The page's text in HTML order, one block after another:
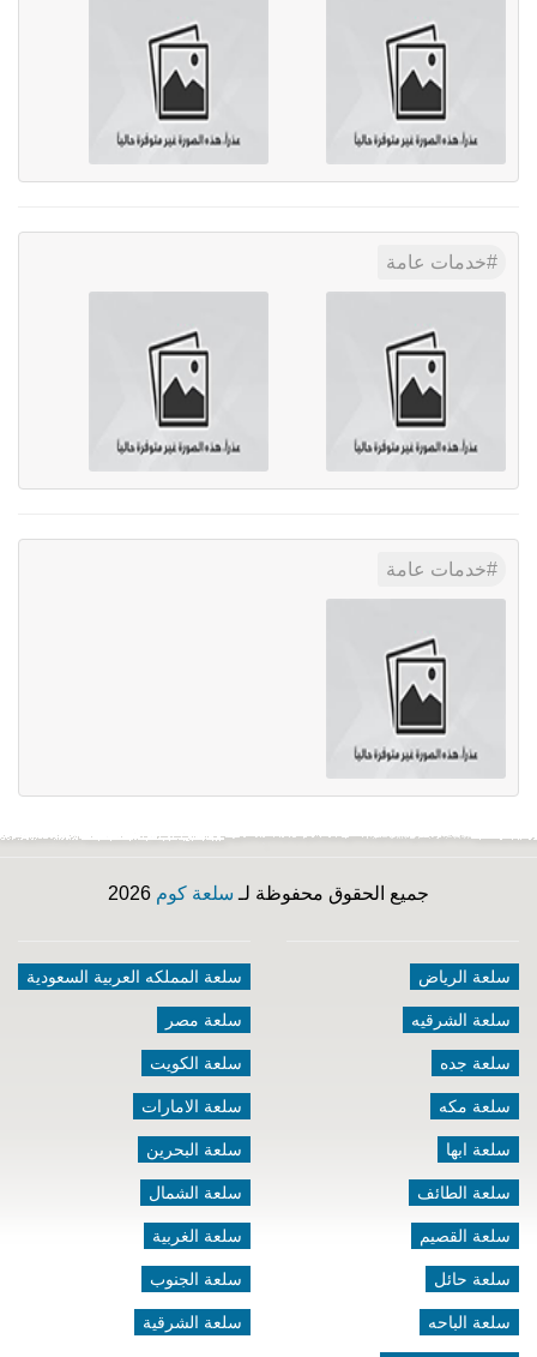
خدمات عامة
خدمات عامة
جميع الحقوق محفوظة لـ سلعة كوم
سلعة الرياض
سلعة الشرقيه
سلعة جده
سلعة مكه
سلعة ابها
سلعة الطائف
سلعة القصيم
سلعة حائل
سلعة الباحه
سلعة المملكه العربية السعودية
سلعة مصر
سلعة الكويت
سلعة الامارات
سلعة البحرين
سلعة الشمال
سلعة الغربية
سلعة الجنوب
سلعة الشرقية